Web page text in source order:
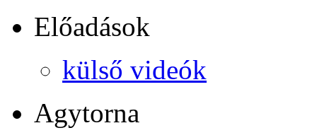
Előadások
külső videók
Agytorna